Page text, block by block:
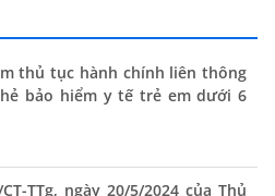
thủ tục hành chính liên thông
TTg, ngày 20/5/2024 của Thủ